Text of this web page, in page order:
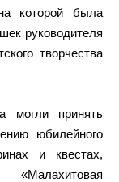
которой была
руководителя
творчества
могли принять
юбилейного
и квестах,
«Малахитовая